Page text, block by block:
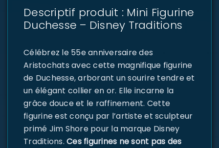
Descriptif produit : Mini Figurine
Duchesse – Disney Traditions
Célébrez le 55e anniversaire des
Aristochats avec cette magnifique figurine
de Duchesse, arborant un sourire tendre et
un élégant collier en or. Elle incarne la
grâce douce et le raffinement. Cette
figurine est conçu par l’artiste et sculpteur
primé Jim Shore pour la marque Disney
Traditions. Ces figurines ne sont pas des